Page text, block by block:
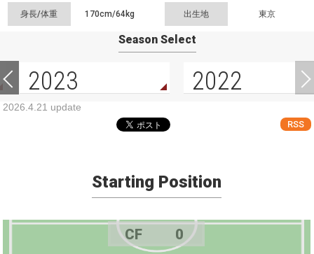
身長/体重 170cm/64kg 出生地 東京
Season Select
2023 2022
2026.4.21 update
RSS
Starting Position
CF 0